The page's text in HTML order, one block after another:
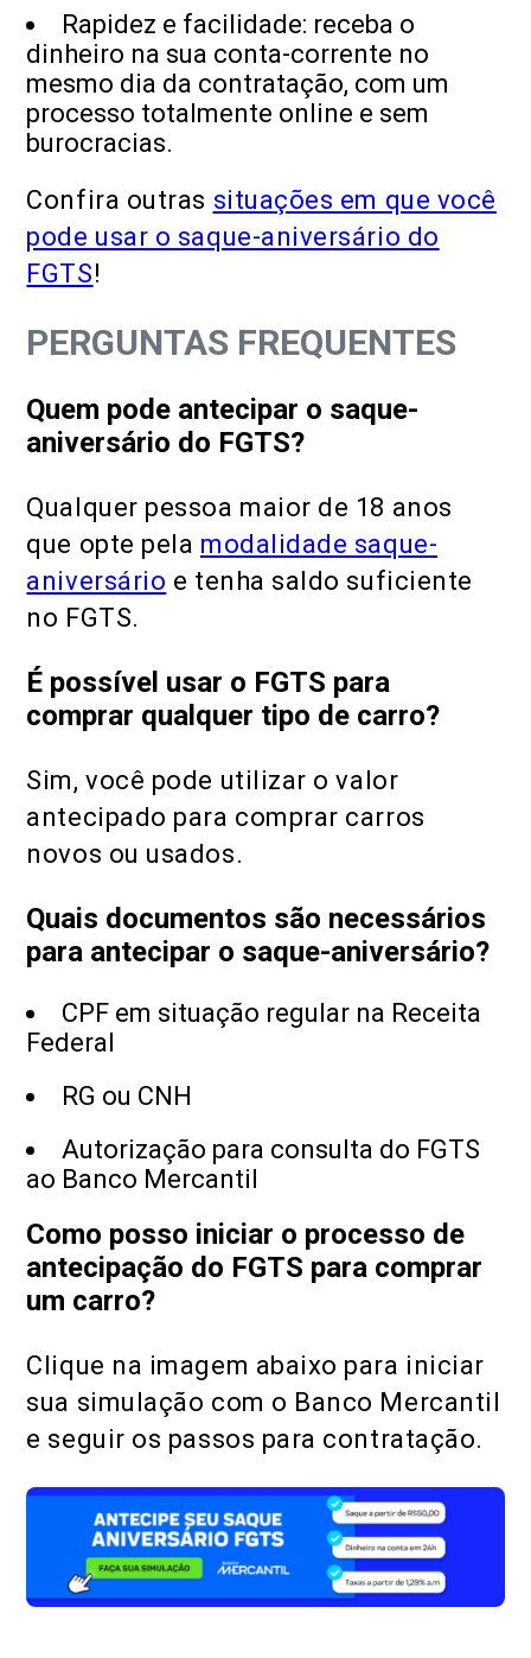
Rapidez e facilidade: receba o
dinheiro na sua conta-corrente no
mesmo dia da contratação, com um
processo totalmente online e sem
burocracias.
Confira outras situações em que você
pode usar o saque-aniversário do
FGTS!
PERGUNTAS FREQUENTES
Quem pode antecipar o saque-
aniversário do FGTS?
Qualquer pessoa maior de 18 anos
que opte pela modalidade saque-
aniversário e tenha saldo suficiente
no FGTS.
É possível usar o FGTS para
comprar qualquer tipo de carro?
Sim, você pode utilizar o valor
antecipado para comprar carros
novos ou usados.
Quais documentos são necessários
para antecipar o saque-aniversário?
CPF em situação regular na Receita
Federal
RG ou CNH
Autorização para consulta do FGTS
ao Banco Mercantil
Como posso iniciar o processo de
antecipação do FGTS para comprar
um carro?
Clique na imagem abaixo para iniciar
sua simulação com o Banco Mercantil
e seguir os passos para contratação.